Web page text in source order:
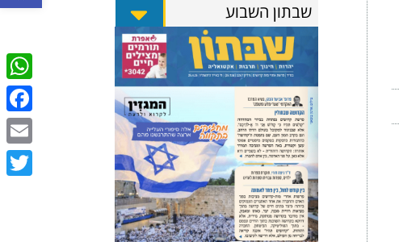
שבתון השבוע
Email